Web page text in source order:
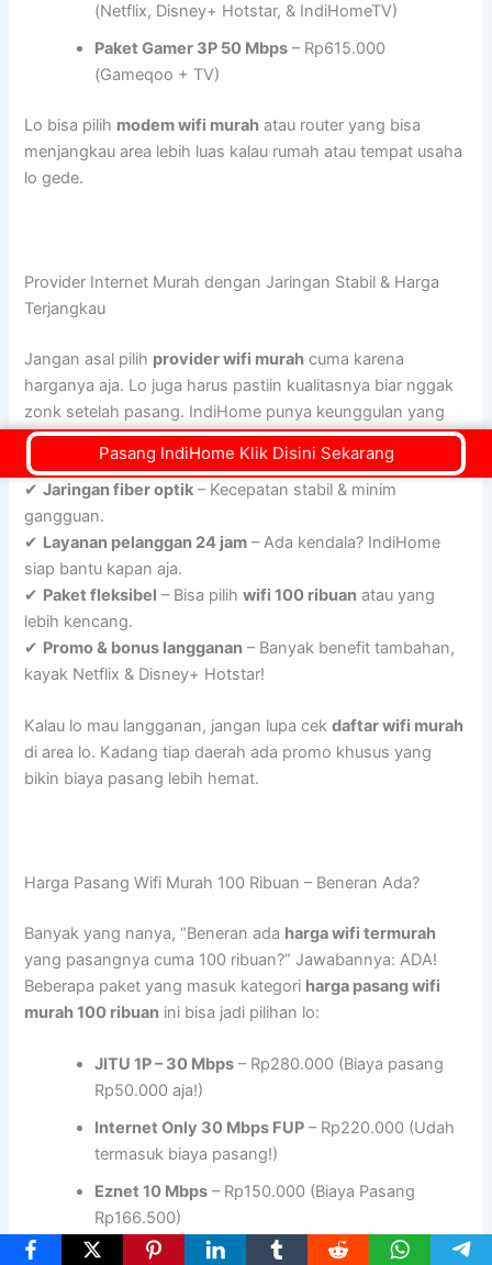
(Netflix, Disney+ Hotstar, & IndiHomeTV)
Paket Gamer 3P 50 Mbps – Rp615.000
(Gameqoo + TV)
Lo bisa pilih modem wifi murah atau router yang bisa
menjangkau area lebih luas kalau rumah atau tempat usaha
lo gede.
Provider Internet Murah dengan Jaringan Stabil & Harga
Terjangkau
Jangan asal pilih provider wifi murah cuma karena
harganya aja. Lo juga harus pastiin kualitasnya biar nggak
zonk setelah pasang. IndiHome punya keunggulan yang
bikin lo nggak perlu khawatir:
✔Jaringan fiber optik – Kecepatan stabil & minim
gangguan.
✔ Layanan pelanggan 24 jam – Ada kendala? IndiHome
siap bantu kapan aja.
✔ Paket fleksibel – Bisa pilihwifi 100 ribuan atau yang
lebih kencang.
✔ Promo & bonus langganan – Banyak benefit tambahan,
kayak Netflix & Disney+ Hotstar!
Kalau lo mau langganan, jangan lupa cekdaftar wifi murah
di area lo. Kadang tiap daerah ada promo khusus yang
bikin biaya pasang lebih hemat.
Harga Pasang Wifi Murah 100 Ribuan – Beneran Ada?
Banyak yang nanya, “Beneran ada harga wifi termurah
yang pasangnya cuma 100 ribuan?” Jawabannya: ADA!
Beberapa paket yang masuk kategori harga pasang wifi
murah 100 ribuan ini bisa jadi pilihan lo:
JITU 1P – 30 Mbps – Rp280.000 (Biaya pasang
Rp50.000 aja!)
Internet Only 30 Mbps FUP – Rp220.000 (Udah
termasuk biaya pasang!)
Eznet 10 Mbps – Rp150.000 (Biaya Pasang
Rp166.500)
Pasang IndiHome Klik Disini Sekarang